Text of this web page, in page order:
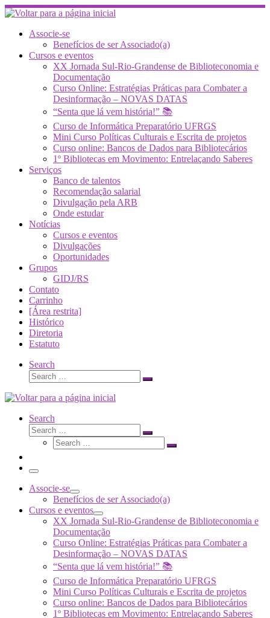
Skip
to
contentAssocie-se
Benefícios de ser Associado(a)
Cursos e eventos
XX Jornada Sul-Rio-Grandense de Biblioteconomia e
Documentação
Curso Online: Estratégias Práticas para Combater a
Desinformação – NOVAS DATAS
“Senta que lá vem história!” 📚
Curso de Informática Preparatório UFRGS
Mini Curso Políticas Culturais e Escrita de projetos
Curso online: Bancos de Dados para Bibliotecários
1º Bibliotecas em Movimento: Entrelaçando Saberes
Serviços
Banco de talentos
Recomendação salarial
Divulgação pela ARB
Onde estudar
Notícias
Cursos e eventos
Divulgações
Oportunidades
Grupos
GIDJ/RS
Contato
Carrinho
[Área restrita]
Histórico
Diretoria
Estatuto
Search
Search
Search
Search
Search
Search
Search
Search
Menu
Associe-se
Benefícios de ser Associado(a)
Cursos e eventos
XX Jornada Sul-Rio-Grandense de Biblioteconomia e
Documentação
Curso Online: Estratégias Práticas para Combater a
Desinformação – NOVAS DATAS
“Senta que lá vem história!” 📚
Curso de Informática Preparatório UFRGS
Mini Curso Políticas Culturais e Escrita de projetos
Curso online: Bancos de Dados para Bibliotecários
1º Bibliotecas em Movimento: Entrelaçando Saberes